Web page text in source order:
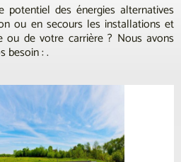
des énergies alternatives
ou en secours les installations et
ou de votre carrière ? Nous avons
besoin : .